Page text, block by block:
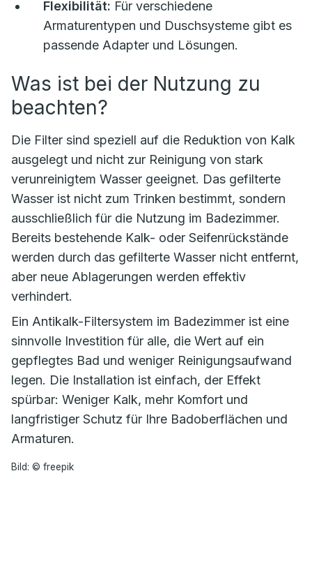
Flexibilität: Für verschiedene
Armaturentypen und Duschsysteme gibt es
passende Adapter und Lösungen.
Was ist bei der Nutzung zu
beachten?
Die Filter sind speziell auf die Reduktion von Kalk
ausgelegt und nicht zur Reinigung von stark
verunreinigtem Wasser geeignet. Das gefilterte
Wasser ist nicht zum Trinken bestimmt, sondern
ausschließlich für die Nutzung im Badezimmer.
Bereits bestehende Kalk- oder Seifenrückstände
werden durch das gefilterte Wasser nicht entfernt,
aber neue Ablagerungen werden effektiv
verhindert.
Ein Antikalk-Filtersystem im Badezimmer ist eine
sinnvolle Investition für alle, die Wert auf ein
gepflegtes Bad und weniger Reinigungsaufwand
legen. Die Installation ist einfach, der Effekt
spürbar: Weniger Kalk, mehr Komfort und
langfristiger Schutz für Ihre Badoberflächen und
Armaturen.
Bild: © freepik